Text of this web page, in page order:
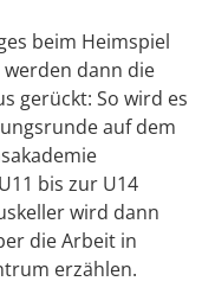
beim Heimspiel
werden dann die
gerückt: So wird es
auf dem
bis zur U14
wird dann
die Arbeit in
erzählen.